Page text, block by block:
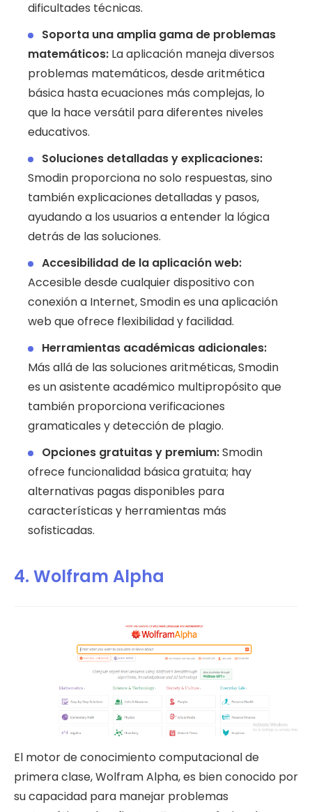
dificultades técnicas.
Soporta una amplia gama de problemas
matemáticos: La aplicación maneja diversos
problemas matemáticos, desde aritmética
básica hasta ecuaciones más complejas, lo
que la hace versátil para diferentes niveles
educativos.
Soluciones detalladas y explicaciones:
Smodin proporciona no solo respuestas, sino
también explicaciones detalladas y pasos,
ayudando a los usuarios a entender la lógica
detrás de las soluciones.
Accesibilidad de la aplicación web:
Accesible desde cualquier dispositivo con
conexión a Internet, Smodin es una aplicación
web que ofrece flexibilidad y facilidad.
Herramientas académicas adicionales:
Más allá de las soluciones aritméticas, Smodin
es un asistente académico multipropósito que
también proporciona verificaciones
gramaticales y detección de plagio.
Opciones gratuitas y premium:Smodin
ofrece funcionalidad básica gratuita; hay
alternativas pagas disponibles para
características y herramientas más
sofisticadas.
4. Wolfram Alpha
El motor de conocimiento computacional de
primera clase, Wolfram Alpha, es bien conocido por
su capacidad para manejar problemas